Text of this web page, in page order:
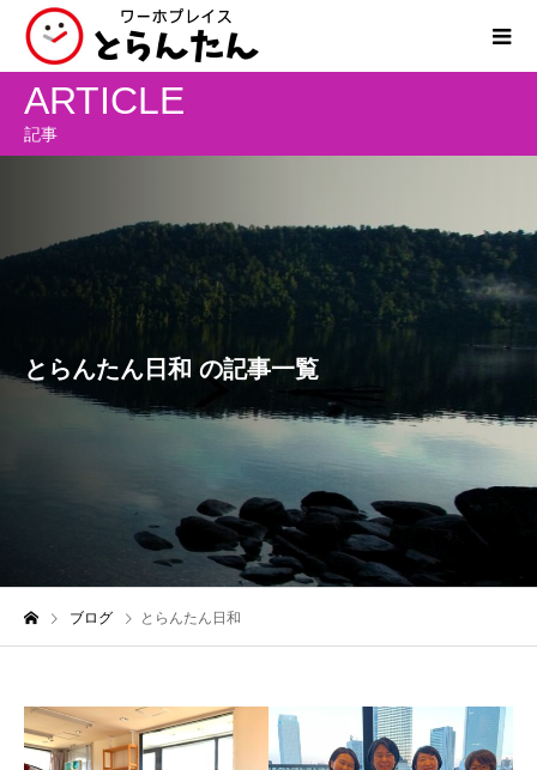
ARTICLE
記事
とらんたん日和 の記事一覧
ブログ とらんたん日和